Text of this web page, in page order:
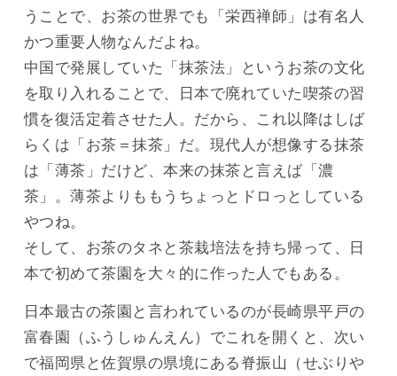
うことで、お茶の世界でも「栄西禅師」は有名人
かつ重要人物なんだよね。
中国で発展していた「抹茶法」というお茶の文化
を取り入れることで、日本で廃れていた喫茶の習
慣を復活定着させた人。だから、これ以降はしば
らくは「お茶＝抹茶」だ。現代人が想像する抹茶
は「薄茶」だけど、本来の抹茶と言えば「濃
茶」。薄茶よりももうちょっとドロっとしている
やつね。
そして、お茶のタネと茶栽培法を持ち帰って、日
本で初めて茶園を大々的に作った人でもある。
日本最古の茶園と言われているのが長崎県平戸の
富春園（ふうしゅんえん）でこれを開くと、次い
で福岡県と佐賀県の県境にある脊振山（せぶりや